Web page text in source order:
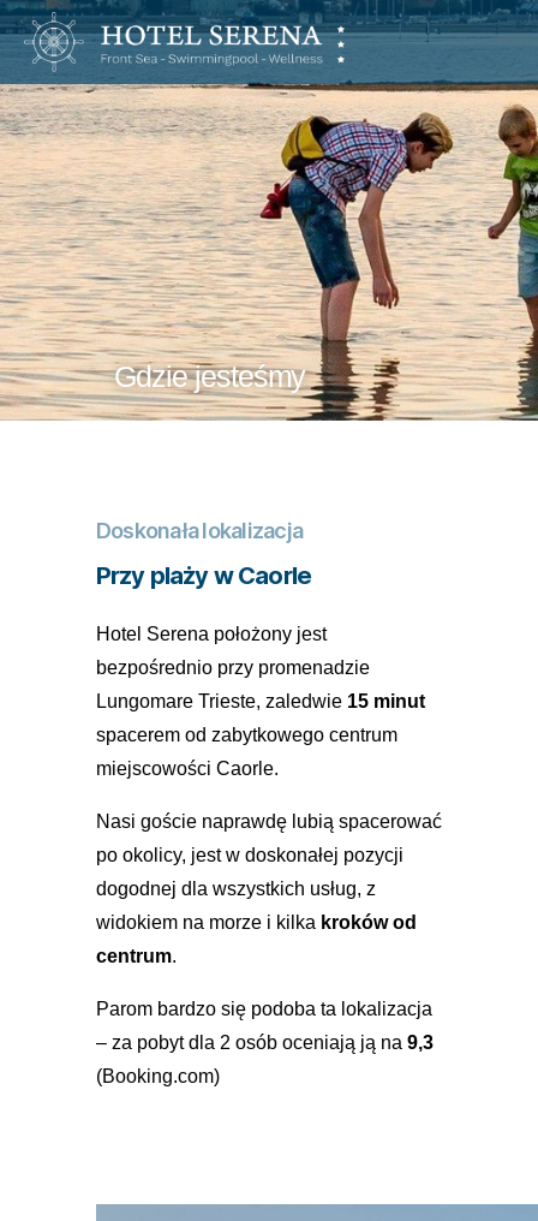
Hotel
Serena
Gdzie jesteśmy
Doskonała lokalizacja
Przy plaży w Caorle
Hotel Serena położony jest
bezpośrednio przy promenadzie
Lungomare Trieste, zaledwie 15 minut
spacerem od zabytkowego centrum
miejscowości Caorle.
Nasi goście naprawdę lubią spacerować
po okolicy, jest w doskonałej pozycji
dogodnej dla wszystkich usług, z
widokiem na morze i kilka kroków od
centrum.
Parom bardzo się podoba ta lokalizacja
– za pobyt dla 2 osób oceniają ją na 9,3
(Booking.com)